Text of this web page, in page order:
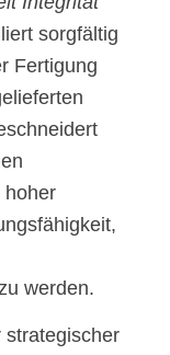
sorgfältig
Fertigung
hoher
werden.
strategischer